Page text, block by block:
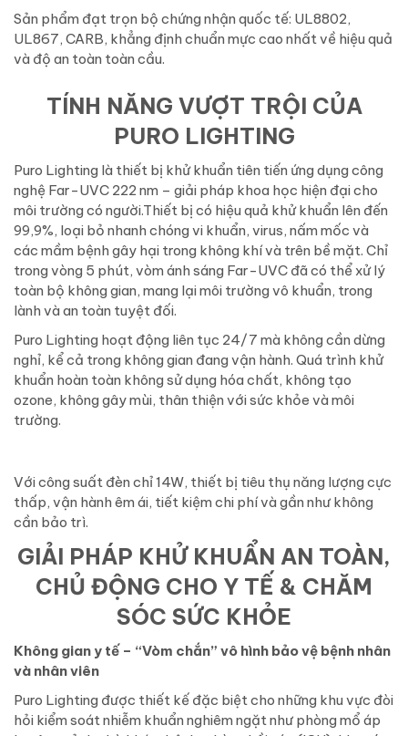
Sản phẩm đạt trọn bộ chứng nhận quốc tế: UL8802,
UL867, CARB, khẳng định chuẩn mực cao nhất về hiệu quả
và độ an toàn toàn cầu.
TÍNH NĂNG VƯỢT TRỘI CỦA
PURO LIGHTING
Puro Lighting là thiết bị khử khuẩn tiên tiến ứng dụng công
nghệ Far-UVC 222 nm – giải pháp khoa học hiện đại cho
môi trường có người.Thiết bị có hiệu quả khử khuẩn lên đến
99,9%, loại bỏ nhanh chóng vi khuẩn, virus, nấm mốc và
các mầm bệnh gây hại trong không khí và trên bề mặt. Chỉ
trong vòng 5 phút, vòm ánh sáng Far-UVC đã có thể xử lý
toàn bộ không gian, mang lại môi trường vô khuẩn, trong
lành và an toàn tuyệt đối.
Puro Lighting hoạt động liên tục 24/7 mà không cần dừng
nghỉ, kể cả trong không gian đang vận hành. Quá trình khử
khuẩn hoàn toàn không sử dụng hóa chất, không tạo
ozone, không gây mùi, thân thiện với sức khỏe và môi
trường.
Với công suất đèn chỉ 14W, thiết bị tiêu thụ năng lượng cực
thấp, vận hành êm ái, tiết kiệm chi phí và gần như không
cần bảo trì.
GIẢI PHÁP KHỬ KHUẨN AN TOÀN,
CHỦ ĐỘNG CHO Y TẾ & CHĂM
SÓC SỨC KHỎE
Không gian y tế – “Vòm chắn” vô hình bảo vệ bệnh nhân
và nhân viên
Puro Lighting được thiết kế đặc biệt cho những khu vực đòi
hỏi kiểm soát nhiễm khuẩn nghiêm ngặt như phòng mổ áp